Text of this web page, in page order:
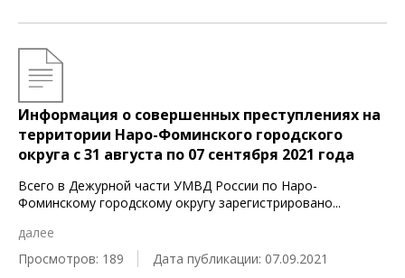
Информация о совершенных преступлениях на
территории Наро-Фоминского городского
округа c 31 августа по 07 сентября 2021 года
Всего в Дежурной части УМВД России по Наро-
Фоминскому городскому округу зарегистрировано...
далее
Просмотров: 189
Дата публикации: 07.09.2021